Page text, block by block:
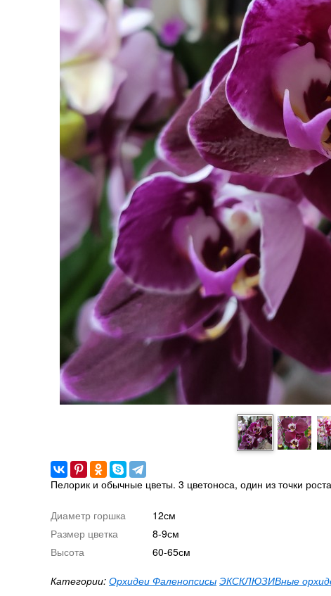
Пелорик и обычные цветы. 3 цветоноса, один из точки
Диаметр горшка
12см
Размер цветка
8-9см
Высота
60-65см
Категории: Орхидеи Фаленопсисы ЭКСКЛЮЗИВные